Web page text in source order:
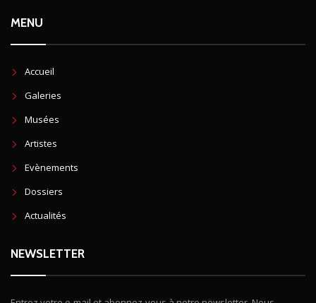
MENU
Accueil
Galeries
Musées
Artistes
Evènements
Dossiers
Actualités
NEWSLETTER